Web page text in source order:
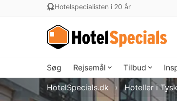
Hotelspecialisten i 20 år
Søg Rejsemål Tilbud
HotelSpecials.dk Hoteller i